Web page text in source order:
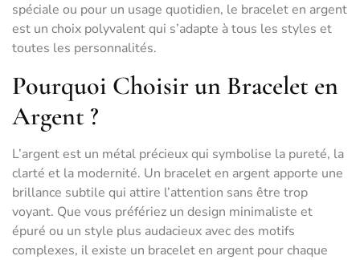
spéciale ou pour un usage quotidien, le bracelet en argent
est un choix polyvalent qui s’adapte à tous les styles et
toutes les personnalités.
Pourquoi Choisir un Bracelet en
Argent ?
L’argent est un métal précieux qui symbolise la pureté, la
clarté et la modernité. Un bracelet en argent apporte une
brillance subtile qui attire l’attention sans être trop
voyant. Que vous préfériez un design minimaliste et
épuré ou un style plus audacieux avec des motifs
complexes, il existe un bracelet en argent pour chaque